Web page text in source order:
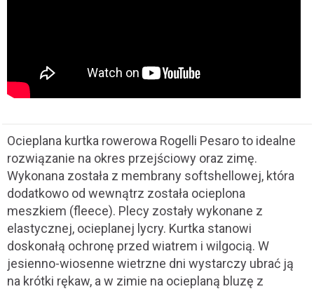
Ocieplana kurtka rowerowa Rogelli Pesaro to idealne
rozwiązanie na okres przejściowy oraz zimę.
Wykonana została z membrany softshellowej, która
dodatkowo od wewnątrz została ocieplona
meszkiem (fleece). Plecy zostały wykonane z
elastycznej, ocieplanej lycry. Kurtka stanowi
doskonałą ochronę przed wiatrem i wilgocią. W
jesienno-wiosenne wietrzne dni wystarczy ubrać ją
na krótki rękaw, a w zimie na ocieplaną bluzę z